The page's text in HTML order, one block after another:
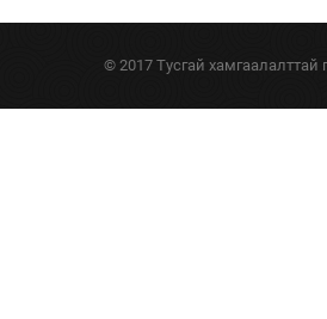
© 2017 Тусгай хамгаалалттай